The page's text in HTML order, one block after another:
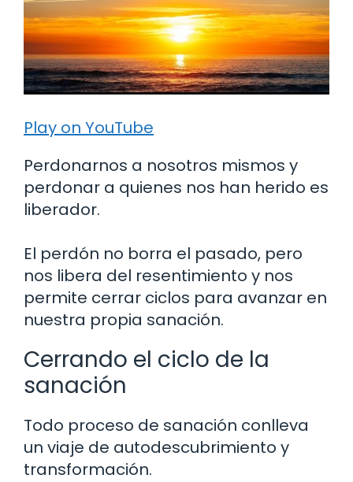
Play on YouTube
Perdonarnos a nosotros mismos y
perdonar a quienes nos han herido es
liberador.
El perdón no borra el pasado, pero
nos libera del resentimiento y nos
permite cerrar ciclos para avanzar en
nuestra propia sanación.
Cerrando el ciclo de la
sanación
Todo proceso de sanación conlleva
un viaje de autodescubrimiento y
transformación.